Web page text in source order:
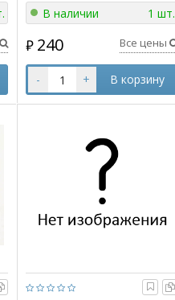
В наличии 1 шт.
₽ 240 Все цены
- + В корзину